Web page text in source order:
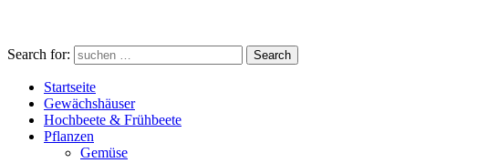
Search for: Search
Startseite
Gewächshäuser
Hochbeete & Frühbeete
Pflanzen
Gemüse